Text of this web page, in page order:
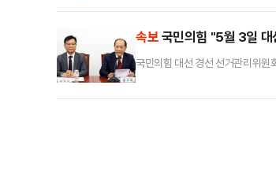
들을 수사한 검찰 수사관 C씨를
속보국민의힘 "5월 3일
국민의힘 대선 경선 선거관리위